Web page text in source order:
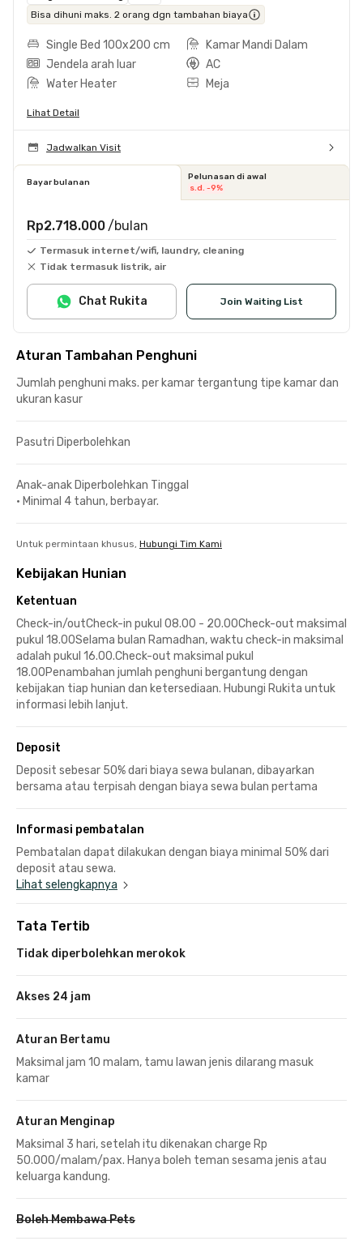
Bisa dihuni maks. 2 orang dgn tambahan biaya
Single Bed 100x200 cm
Kamar Mandi Dalam
Jendela arah luar
AC
Water Heater
Meja
Lihat Detail
Jadwalkan Visit
Bayar bulanan
Pelunasan di awal
s.d. -9%
Rp2.718.000 /bulan
Termasuk internet/wifi, laundry, cleaning
Tidak termasuk listrik, air
Join Waiting List
Chat Rukita
Aturan Tambahan Penghuni
Jumlah penghuni maks. per kamar tergantung tipe kamar dan
ukuran kasur
Pasutri Diperbolehkan
Anak-anak Diperbolehkan Tinggal
• Minimal 4 tahun, berbayar.
Untuk permintaan khusus, Hubungi Tim Kami
Kebijakan Hunian
Ketentuan
Check-in/outCheck-in pukul 08.00 - 20.00Check-out maksimal
pukul 18.00Selama bulan Ramadhan, waktu check-in maksimal
adalah pukul 16.00.Check-out maksimal pukul
18.00Penambahan jumlah penghuni bergantung dengan
kebijakan tiap hunian dan ketersediaan. Hubungi Rukita untuk
informasi lebih lanjut.
Deposit
Deposit sebesar 50% dari biaya sewa bulanan, dibayarkan
bersama atau terpisah dengan biaya sewa bulan pertama
Informasi pembatalan
Pembatalan dapat dilakukan dengan biaya minimal 50% dari
deposit atau sewa.
Lihat selengkapnya
Tata Tertib
Tidak diperbolehkan merokok
Akses 24 jam
Aturan Bertamu
Maksimal jam 10 malam, tamu lawan jenis dilarang masuk
kamar
Aturan Menginap
Maksimal 3 hari, setelah itu dikenakan charge Rp
50.000/malam/pax. Hanya boleh teman sesama jenis atau
keluarga kandung.
Boleh Membawa Pets